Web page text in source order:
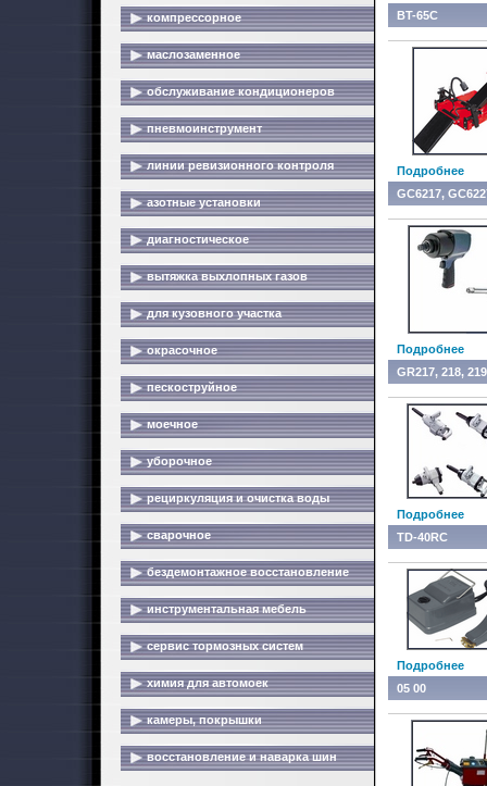
компрессорное
маслозаменное
обслуживание кондиционеров
пневмоинструмент
линии ревизионного контроля
азотные установки
диагностическое
вытяжка выхлопных газов
для кузовного участка
окрасочное
пескоструйное
моечное
уборочное
рециркуляция и очистка воды
сварочное
бездемонтажное восстановление
инструментальная мебель
сервис тормозных систем
химия для автомоек
камеры, покрышки
восстановление и наварка шин
BT-65C
Подробнее
GC6217,
Подробнее
GR217, 218,
Подробнее
TD-40RC
Подробнее
05 00